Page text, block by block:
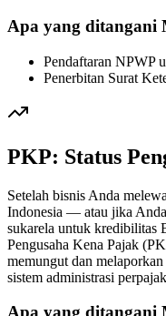
Apa yang ditangani
Pendaftaran NPWP
Penerbitan Surat
PKP: Status
Setelah bisnis Anda
Indonesia — atau jika
sukarela untuk kredibilitas
Pengusaha Kena Pajak
memungut dan
sistem administrasi